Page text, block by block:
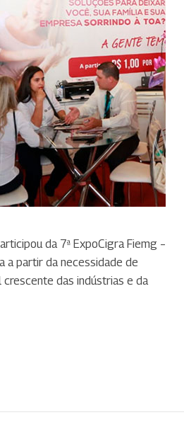
da 7ª ExpoCigra Fiemg –
a partir da necessidade de
das indústrias e da